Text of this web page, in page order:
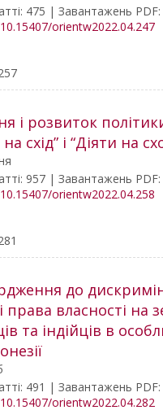
475 | Завантажень
orientw2022.04.247
і розвиток політики
схід” і “Діяти на
957 | Завантажень
orientw2022.04.258
до
права власності на
та індійців в
491 | Завантажень
orientw2022.04.282